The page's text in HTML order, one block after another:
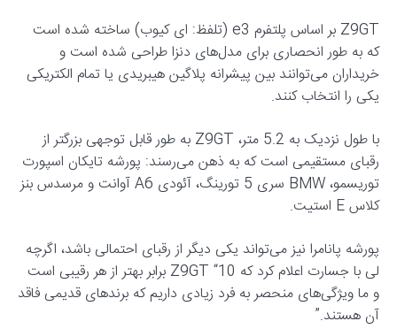
Z9GT بر اساس پلتفرم e3 (تلفظ: ای کیوب) ساخته شده است
که به طور انحصاری برای مدل‌های دنزا طراحی شده است و
خریداران می‌توانند بین پیشرانه پلاگین هیبریدی یا تمام الکتریکی
یکی را انتخاب کنند.
با طول نزدیک به 5.2 متر، Z9GT به طور قابل توجهی بزرگتر از
رقبای مستقیمی است که به ذهن می‌رسند: پورشه تایکان اسپورت
توریسمو، BMW سری 5 تورینگ، آئودی A6 آوانت و مرسدس بنز
کلاس E استیت.
پورشه پانامرا نیز می‌تواند یکی دیگر از رقبای احتمالی باشد، اگرچه
لی با جسارت اعلام کرد که Z9GT “10 برابر بهتر از هر رقیبی است
و ما ویژگی‌های منحصر به فرد زیادی داریم که برندهای قدیمی فاقد
آن هستند.”